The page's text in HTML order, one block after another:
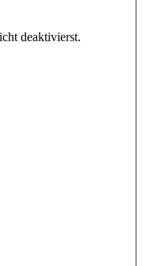
deaktivierst.